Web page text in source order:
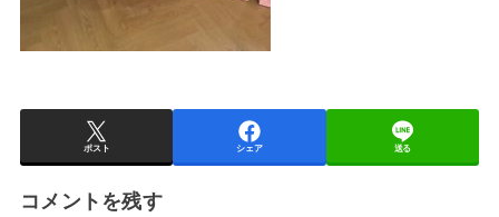
ポスト シェア 送る
コメントを残す